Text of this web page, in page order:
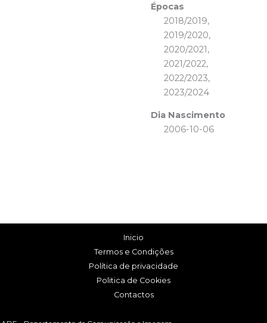
Épocas
2018/2019,
2019/2020,
2020/2021,
2021/2022,
2022/2023,
2023/2024
Dia Nascimento
2006-10-06
Inicio
Termos e Condições
Política de privacidade
Politica de Cookies
Contactos